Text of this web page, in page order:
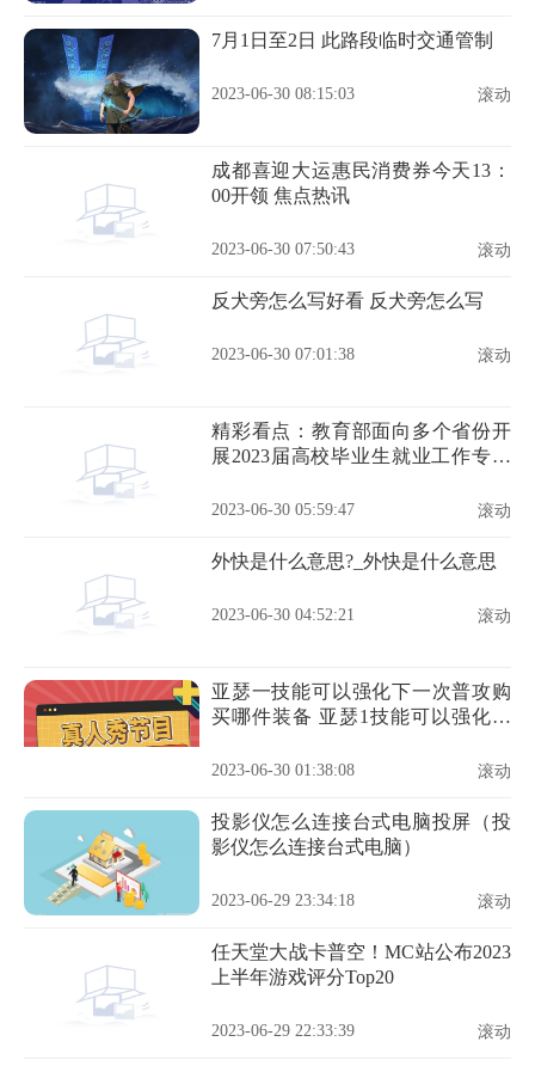
7月1日至2日 此路段临时交通管制
2023-06-30 08:15:03 滚动
成都喜迎大运惠民消费券今天13：
00开领 焦点热讯
2023-06-30 07:50:43 滚动
反犬旁怎么写好看 反犬旁怎么写
2023-06-30 07:01:38 滚动
精彩看点：教育部面向多个省份开
展2023届高校毕业生就业工作专项
2023-06-30 05:59:47 滚动
外快是什么意思?_外快是什么意思
2023-06-30 04:52:21 滚动
亚瑟一技能可以强化下一次普攻购
买哪件装备 亚瑟1技能可以强化下
2023-06-30 01:38:08 滚动
投影仪怎么连接台式电脑投屏（投
影仪怎么连接台式电脑）
2023-06-29 23:34:18 滚动
任天堂大战卡普空！MC站公布2023
上半年游戏评分Top20
2023-06-29 22:33:39 滚动